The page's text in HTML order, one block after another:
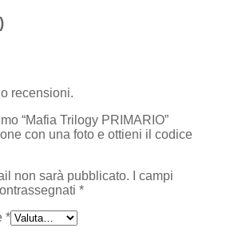
recensioni.
“Mafia Trilogy PRIMARIO”
con una foto e ottieni il codice
non sarà pubblicato.
I campi
*
*